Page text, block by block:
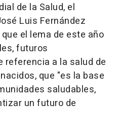
de la Salud, el
Luis Fernández
el lema de este año
futuros
referencia a la salud de
que "es la base
saludables,
un futuro de